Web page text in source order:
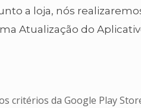
a loja, nós
Atualização do
critérios da Google Play